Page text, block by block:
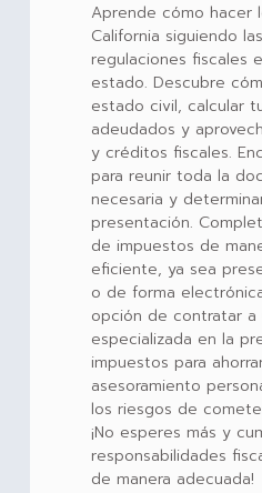
Aprende cómo hacer
California siguiendo
regulaciones fiscales
estado. Descubre
estado civil, calcular
adeudados y
y créditos fiscales.
para reunir toda la
necesaria y
presentación.
de impuestos de
eficiente, ya sea
o de forma
opción de contratar a
especializada en la
impuestos para
asesoramiento
los riesgos de
¡No esperes más y
responsabilidades
de manera adecuada!